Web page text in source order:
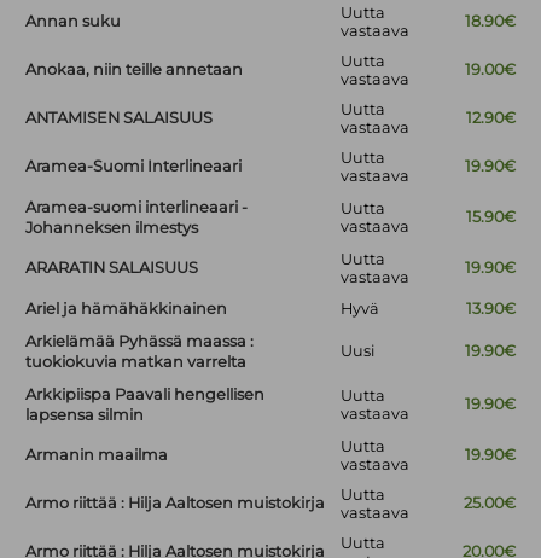
Annan suku
Uutta
vastaava
18.90€
Anokaa, niin teille annetaan
Uutta
vastaava
19.00€
ANTAMISEN SALAISUUS
Uutta
vastaava
12.90€
Aramea-Suomi Interlineaari
Uutta
vastaava
19.90€
Aramea-suomi interlineaari -
Johanneksen ilmestys
Uutta
vastaava
15.90€
ARARATIN SALAISUUS
Uutta
vastaava
19.90€
Ariel ja hämähäkkinainen Hyvä
13.90€
Arkielämää Pyhässä maassa :
tuokiokuvia matkan varrelta
Uusi 19.90€
Arkkipiispa Paavali hengellisen
lapsensa silmin
Uutta
vastaava
19.90€
Armanin maailma
Uutta
vastaava
19.90€
Armo riittää : Hilja Aaltosen muistokirja
Uutta
vastaava
25.00€
Armo riittää : Hilja Aaltosen muistokirja
Uutta
20.00€